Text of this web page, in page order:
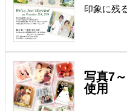
印象に残
写真7
使用